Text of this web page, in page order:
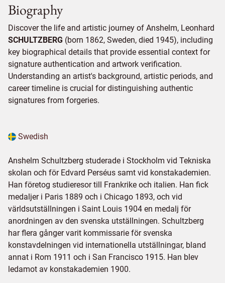
Biography
Discover the life and artistic journey of Anshelm, Leonhard
SCHULTZBERG (born 1862, Sweden, died 1945), including
key biographical details that provide essential context for
signature authentication and artwork verification.
Understanding an artist's background, artistic periods, and
career timeline is crucial for distinguishing authentic
signatures from forgeries.
Swedish
Anshelm Schultzberg studerade i Stockholm vid Tekniska
skolan och för Edvard Perséus samt vid konstakademien.
Han företog studieresor till Frankrike och italien. Han fick
medaljer i Paris 1889 och i Chicago 1893, och vid
världsutställningen i Saint Louis 1904 en medalj för
anordningen av den svenska utställningen. Schultzberg
har flera gånger varit kommissarie för svenska
konstavdelningen vid internationella utställningar, bland
annat i Rom 1911 och i San Francisco 1915. Han blev
ledamot av konstakademien 1900.